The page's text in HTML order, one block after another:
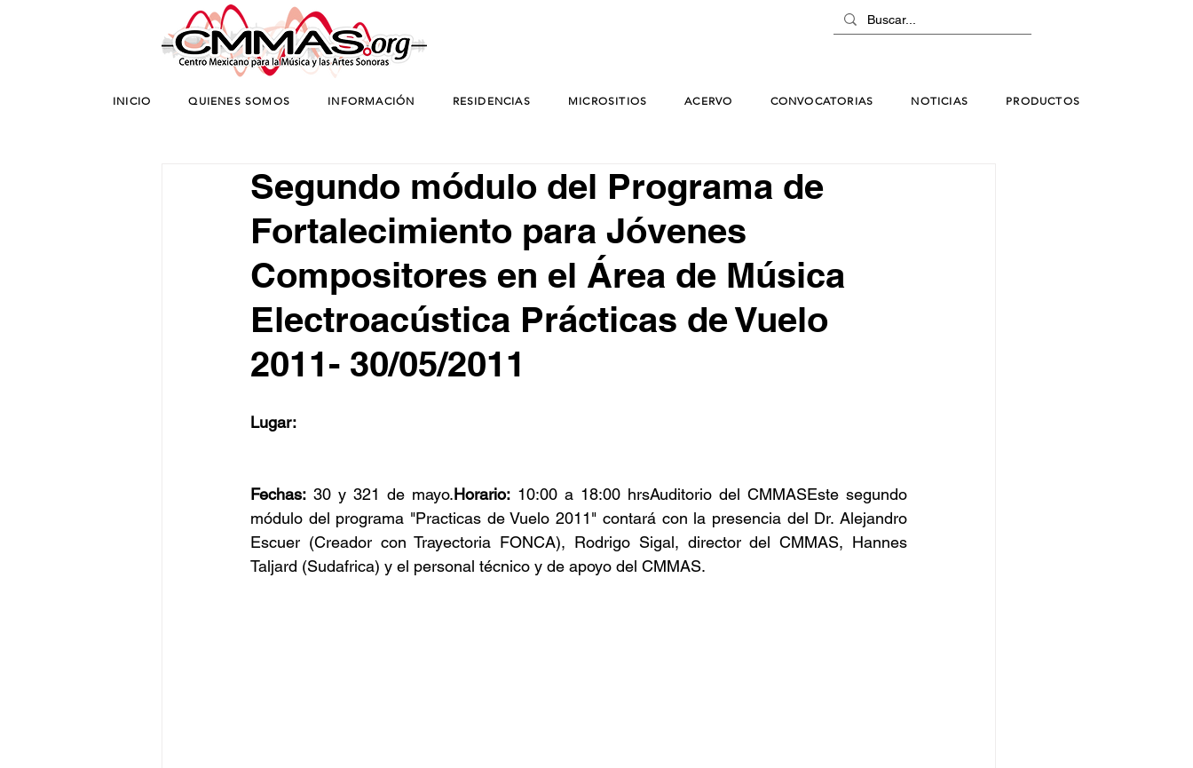
INICIO QUIENES SOMOS INFORMACIÓN RESIDENCIAS MICROSITIOS ACERVO CONVOCATORIAS NOTICIAS PRODUCTOS
Segundo módulo del Programa de
Fortalecimiento para Jóvenes
Compositores en el Área de Música
Electroacústica Prácticas de Vuelo
2011- 30/05/2011
Lugar:
Fechas: 30 y 321 de mayo.Horario: 10:00 a 18:00 hrsAuditorio del CMMASEste segundo
módulo del programa "Practicas de Vuelo 2011" contará con la presencia del Dr. Alejandro
Escuer (Creador con Trayectoria FONCA), Rodrigo Sigal, director del CMMAS, Hannes
Taljard (Sudafrica) y el personal técnico y de apoyo del CMMAS.